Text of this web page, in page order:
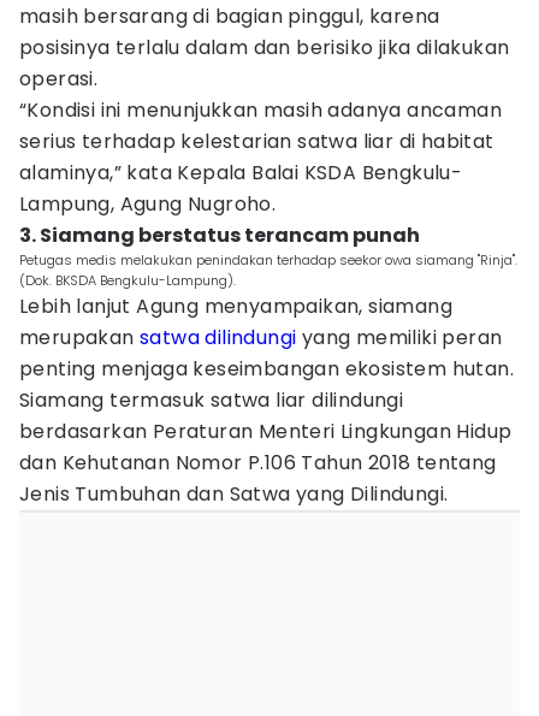
masih bersarang di bagian pinggul, karena
posisinya terlalu dalam dan berisiko jika dilakukan
operasi.
“Kondisi ini menunjukkan masih adanya ancaman
serius terhadap kelestarian satwa liar di habitat
alaminya,” kata Kepala Balai KSDA Bengkulu-
Lampung, Agung Nugroho.
3. Siamang berstatus terancam punah
Petugas medis melakukan penindakan terhadap seekor owa siamang "Rinja".
(Dok. BKSDA Bengkulu-Lampung).
Lebih lanjut Agung menyampaikan, siamang
merupakansatwa dilindungi yang memiliki peran
penting menjaga keseimbangan ekosistem hutan.
Siamang termasuk satwa liar dilindungi
berdasarkan Peraturan Menteri Lingkungan Hidup
dan Kehutanan Nomor P.106 Tahun 2018 tentang
Jenis Tumbuhan dan Satwa yang Dilindungi.